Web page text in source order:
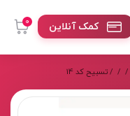
0 کمک آنلاین
/
/ / تسبیح کد 14